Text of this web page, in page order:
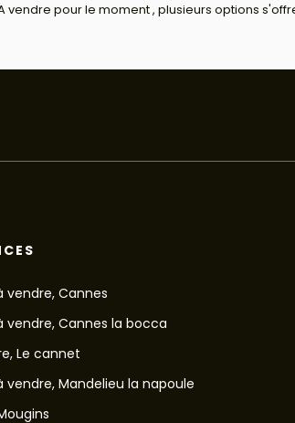
pour le moment , plusieurs options
Cannes
Cannes la bocca
Le cannet
Mandelieu la napoule